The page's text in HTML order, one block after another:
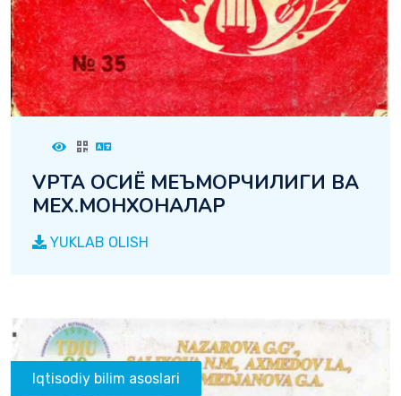
VPTA ОСИЁ МЕЪМОРЧИЛИГИ ВА
МЕХ.МОНХОНАЛАР
YUKLAB OLISH
Iqtisodiy bilim asoslari